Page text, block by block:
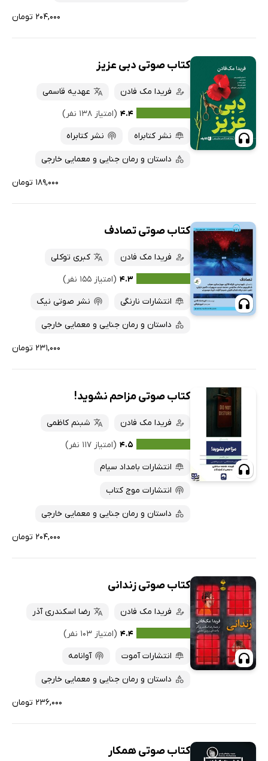
۲۰۴,۰۰۰ تومان
کتاب صوتی دبی عزیز
فریدا مک فادن
عهدیه قاسمی
۴.۴ (امتیاز ۱۳۸ نفر)
نشر کتابراه
نشر کتابراه
داستان و رمان جنایی و معمایی خارجی
۱۸۹,۰۰۰ تومان
کتاب صوتی تصادف
فریدا مک فادن
کبری توکلی
۴.۳ (امتیاز ۱۵۵ نفر)
انتشارات نارنگی
نشر صوتی نیک
داستان و رمان جنایی و معمایی خارجی
۲۳۱,۰۰۰ تومان
کتاب صوتی مزاحم نشوید!
فریدا مک فادن
شبنم کاظمی
۴.۵ (امتیاز ۱۱۷ نفر)
انتشارات بامداد سیام
انتشارات موج کتاب
داستان و رمان جنایی و معمایی خارجی
۲۰۴,۰۰۰ تومان
کتاب صوتی زندانی
فریدا مک فادن
رضا اسکندری آذر
۴.۴ (امتیاز ۱۰۳ نفر)
انتشارات آموت
آوانامه
داستان و رمان جنایی و معمایی خارجی
۲۳۶,۰۰۰ تومان
کتاب صوتی همکار